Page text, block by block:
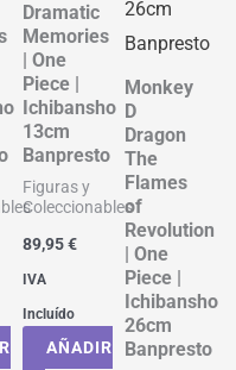
Dramatic
Memories
| One
Piece |
Ichibansho
13cm
Banpresto
Figuras y
Coleccionables
89,95€
IVA
Incluído
AÑADIR
Monkey
D
Dragon
The
Flames
of
Revolution
| One
Piece |
Ichibansho
26cm
Banpresto